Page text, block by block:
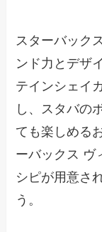
スターバック
ンド力とデザ
テインシェイ
し、スタバの
ても楽しめる
ーバックス ヴ
シピが用意さ
う。